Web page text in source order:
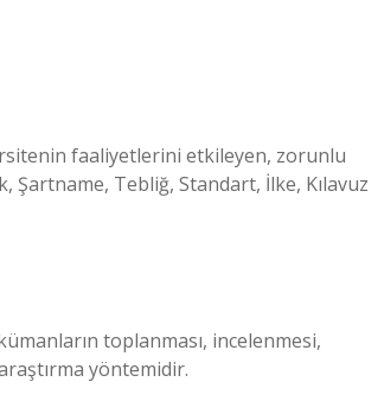
faaliyetlerini etkileyen, zorunlu
Şartname, Tebliğ, Standart, İlke, Kılavuz
toplanması, incelenmesi,
yöntemidir.